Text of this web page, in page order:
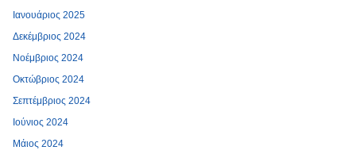
Ιανουάριος 2025
Δεκέμβριος 2024
Νοέμβριος 2024
Οκτώβριος 2024
Σεπτέμβριος 2024
Ιούνιος 2024
Μάιος 2024